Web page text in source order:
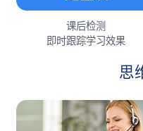
课后检测
即时跟踪学习效果
思